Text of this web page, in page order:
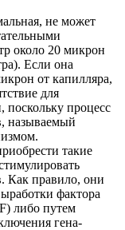
не может
около 20 микрон
Если она
от капилляра,
для
поскольку процесс
называемый
такие
Как правило, они
фактора
либо путем
гена-